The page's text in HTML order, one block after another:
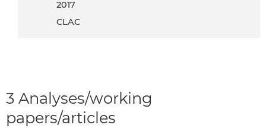
2017
CLAC
3 Analyses/working
papers/articles